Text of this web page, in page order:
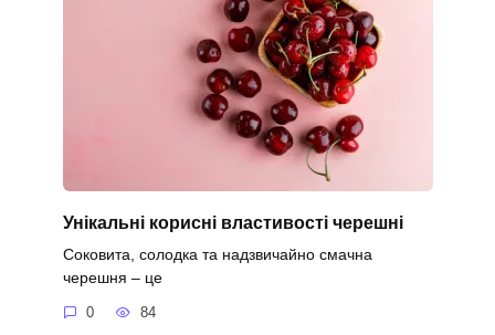
Унікальні корисні властивості черешні
Соковита, солодка та надзвичайно смачна
черешня – це
0 84